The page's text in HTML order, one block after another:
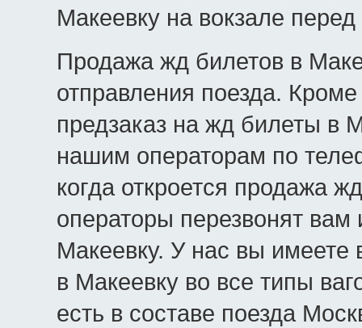
Макеевку на вокзале
Продажа жд билетов в
отправления поезда.
предзаказ на жд билеты в
нашим операторам по
когда откроется продажа
операторы перезвонят
Макеевку. У нас вы имеете
в Макеевку во все типы
есть в составе поезда